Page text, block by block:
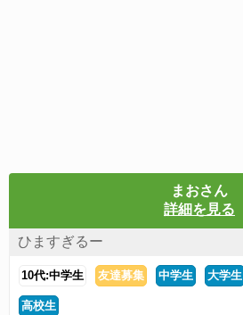
まおさん
詳細を見る
ひますぎるー
10代:中学生 友達募集 中学生 大学生
高校生